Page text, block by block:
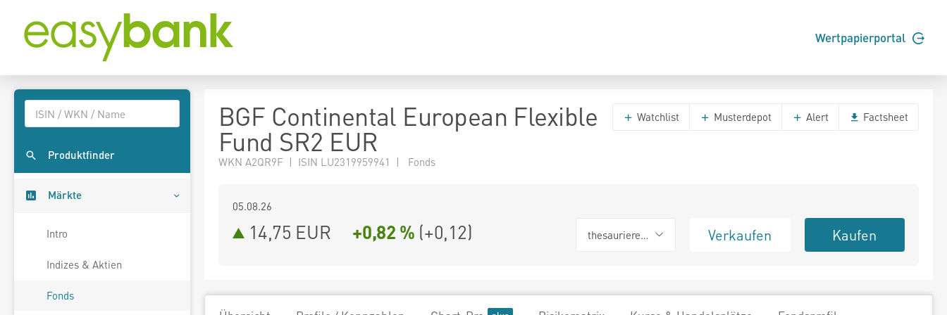
Wertpapierportal
Produktfinder
Märkte
Intro
Indizes & Aktien
Fonds
BGF Continental European Flexible
Fund SR2 EUR
WKN A2QR9F | ISIN LU2319959941 | Fonds
Watchlist Musterdepot Alert Factsheet
05.08.26
14,75 EUR +0,82 % (+0,12) thesaurierend Verkaufen Kaufen